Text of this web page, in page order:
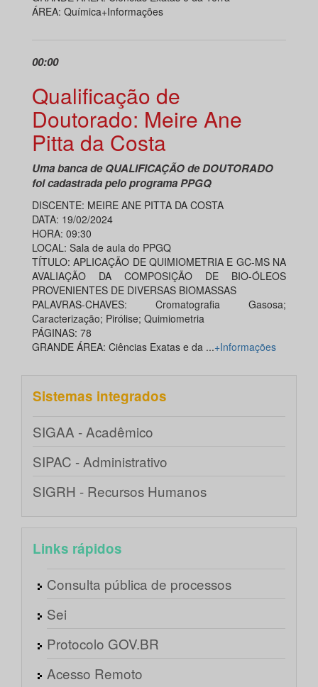
ÁREA: Química+Informações
00:00
Qualificação de
Doutorado: Meire Ane
Pitta da Costa
Uma banca de QUALIFICAÇÃO de DOUTORADO
foi cadastrada pelo programa PPGQ
DISCENTE: MEIRE ANE PITTA DA COSTA
DATA: 19/02/2024
HORA: 09:30
LOCAL: Sala de aula do PPGQ
TÍTULO: APLICAÇÃO DE QUIMIOMETRIA E GC-MS NA
AVALIAÇÃO DA COMPOSIÇÃO DE BIO-ÓLEOS
PROVENIENTES DE DIVERSAS BIOMASSAS
PALAVRAS-CHAVES: Cromatografia Gasosa;
Caracterização; Pirólise; Quimiometria
PÁGINAS: 78
GRANDE ÁREA: Ciências Exatas e da ...+Informações
Sistemas integrados
SIGAA - Acadêmico
SIPAC - Administrativo
SIGRH - Recursos Humanos
Links rápidos
Consulta pública de processos
Sei
Protocolo GOV.BR
Acesso Remoto